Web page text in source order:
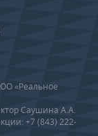
«Реальное
Саушина А.А.
+7 (843) 222-